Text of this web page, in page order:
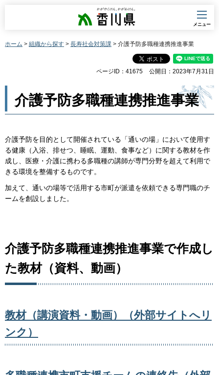
香川県
メニュー
ホーム > 組織から探す > 長寿社会対策課 > 介護予防多職種連携推進事業
ページID：41675 公開日：2023年7月31日
介護予防多職種連携推進事業
介護予防を目的として開催されている「通いの場」において使用す
る健康（入浴、排せつ、睡眠、運動、食事など）に関する教材を作
成し、医療・介護に携わる多職種の講師が専門分野を超えて利用で
きる環境を整備するものです。
加えて、通いの場等で活用する市町が派遣を依頼できる専門職のチ
ームを創設しました。
介護予防多職種連携推進事業で作成し
た教材（資料、動画）
教材（講演資料・動画）（外部サイトへリ
ンク）